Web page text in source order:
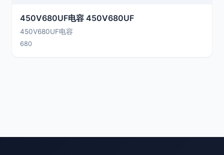
450V680UF电容 450V680UF
450V680UF电容
680